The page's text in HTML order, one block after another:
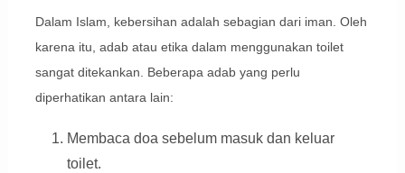
Dalam Islam, kebersihan adalah sebagian dari iman. Oleh
karena itu, adab atau etika dalam menggunakan toilet
sangat ditekankan. Beberapa adab yang perlu
diperhatikan antara lain:
Membaca doa sebelum masuk dan keluar
toilet.